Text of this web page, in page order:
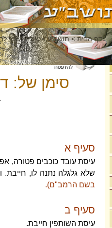
דף הבית >תושב"ע >שולחן ערוך
סימן של:
סעיף א
עיסת עובד כוכבים פטורה,
שלא גלגלה נתנה לו,
בשם הרמב"ם).
סעיף ב
עיסת השותפין חייבת.